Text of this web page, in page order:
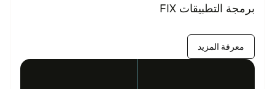
برمجة التطبيقات FIX
معرفة المزيد